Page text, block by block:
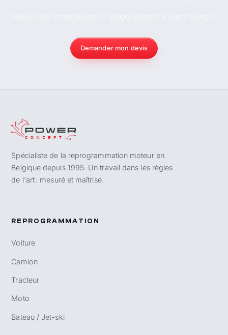
Demander mon devis
Spécialiste de la reprogrammation moteur en
Belgique depuis 1995. Un travail dans les règles
de l'art : mesuré et maîtrisé.
REPROGRAMMATION
Voiture
Camion
Tracteur
Moto
Bateau / Jet-ski